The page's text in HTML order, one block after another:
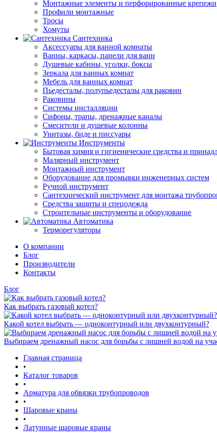
Монтажные элементы и перфорированные крепежи
Профили монтажные
Тросы
Хомуты
Сантехника
Аксессуары для ванной комнаты
Ванны, каркасы, панели для ванн
Душевые кабины, уголки, боксы
Зеркала для ванных комнат
Мебель для ванных комнат
Пьедесталы, полупьедесталы для раковин
Раковины
Системы инсталляции
Сифоны, трапы, дренажные каналы
Смесители и душевые колонны
Унитазы, биде и писсуары
Инструменты
Бытовая химия и гигиенические средства и
Малярный инструмент
Монтажный инструмент
Оборудование для промывки инженерных систем
Ручной инструмент
Сантехнический инструмент для монтажа
Средства защиты и спецодежда
Строительные инструменты и оборудование
Автоматика
Терморегуляторы
О компании
Блог
Производители
Контакты
Блог
Как выбрать газовый котел?
Какой котел выбрать — одноконтурный или двухконтурный?
Выбираем дренажный насос для борьбы с лишней водой на
Главная страница
•
Каталог товаров
•
Арматура для обвязки трубопроводов
•
Шаровые краны
•
Латунные шаровые краны